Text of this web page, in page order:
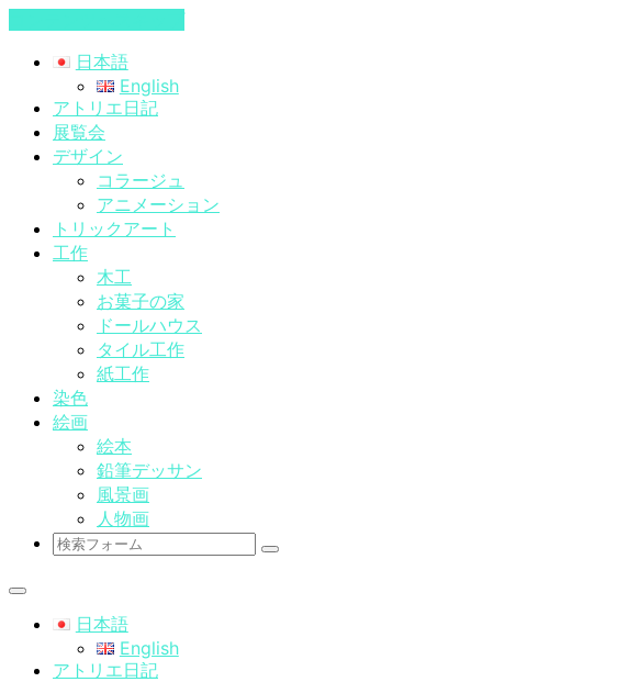
日本語
English
アトリエ日記
展覧会
デザイン
コラージュ
アニメーション
トリックアート
工作
木工
お菓子の家
ドールハウス
タイル工作
紙工作
染色
絵画
絵本
鉛筆デッサン
風景画
人物画
検
日本語
English
アトリエ日記